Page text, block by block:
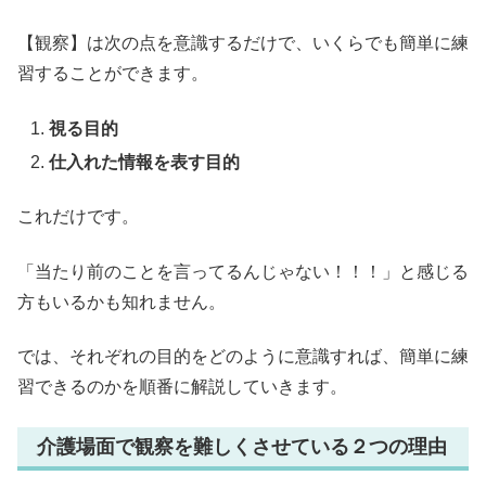
【観察】は次の点を意識するだけで、いくらでも簡単に練
習することができます。
視る目的
仕入れた情報を表す目的
これだけです。
「当たり前のことを言ってるんじゃない！！！」と感じる
方もいるかも知れません。
では、それぞれの目的をどのように意識すれば、簡単に練
習できるのかを順番に解説していきます。
介護場面で観察を難しくさせている２つの理由